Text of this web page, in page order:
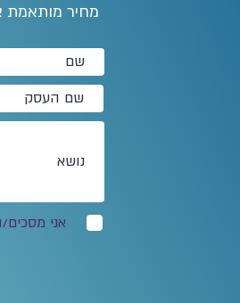
מחיר מותאמת
אני